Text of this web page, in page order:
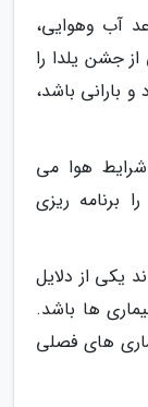
آب وهوایی،
جشن یلدا را
و بارانی باشد،
شرایط هوا می
برنامه ریزی
یکی از دلایل
ها باشد.
های فصلی